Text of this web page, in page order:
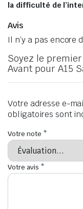
la difficulté de
Avis
Il n’y a pas encore
Soyez le
Avant pour A15
Votre adresse e-
obligatoires sont
Votre note *
Votre avis *